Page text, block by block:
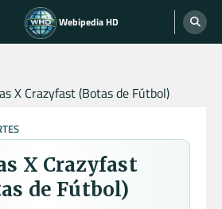
Webipedia HD
X Crazyfast (Botas de Fútbol)
X Crazyfast
de Fútbol)